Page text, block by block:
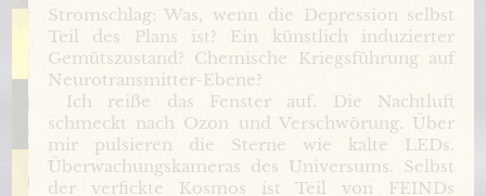
Stromschlag: Was, wenn die Depression selbst
Teil des Plans ist? Ein künstlich induzierter
Gemütszustand? Chemische Kriegsführung auf
Neurotransmitter-Ebene?
Ich reiße das Fenster auf. Die Nachtluft
schmeckt nach Ozon und Verschwörung. Über
mir pulsieren die Sterne wie kalte LEDs.
Überwachungskameras des Universums. Selbst
der verfickte Kosmos ist Teil von FEINDs